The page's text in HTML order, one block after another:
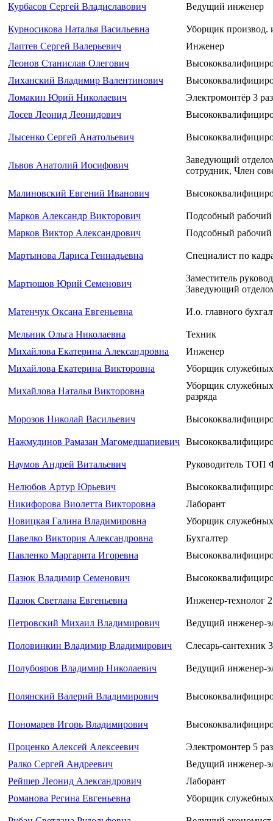
Курбасов Сергей Владиславович Ведущий инженер
Курносикова Наталья Васильевна
Уборщик производ.
Лаптев Сергей Валерьевич
Инженер
Леонов Станислав Олегович
Лиханский Владимир Валентинович
Ломакин Юрий Николаевич
Электромонтёр 3
Лосев Леонид Леонидович
Лысенко Сергей Анатольевич
Львов Анатолий Иосифович
Заведующий
сотрудник, Член
Малиновский Евгений Иванович
Марков Александр Викторович
Подсобный рабочий
Марков Виктор Александрович
Подсобный рабочий
Мартынова Лариса Геннадьевна Специалист по
Мартюшов Юрий Семенович
Заместитель
Заведующий
Матенчук Оксана Евгеньевна И.о. главного
Мельник Ольга Николаевна
Техник
Михайлова Екатерина Александровна
Инженер
Михайлова Екатерина Викторовна
Уборщик
Михайлова Наталья Викторовна
Уборщик
разряда
Морозов Николай Васильевич
Нажмудинов Рамазан Магомедшапиевич
Наумов Андрей Витальевич Руководитель ТОП
Нелюбов Артур Юрьевич
Никифорова Виолетта Викторовна
Лаборант
Новицкая Галина Владимировна
Уборщик
Павелко Виктория Александровна
Бухгалтер
Павленко Маргарита Игоревна
Пазюк Владимир Семенович
Пазюк Светлана Евгеньевна Инженер-технолог
Петровский Михаил Владимирович Ведущий инженер-
Половинкин Владимир Владимирович Слесарь-сантехник
Полубояров Владимир Николаевич Ведущий инженер-
Полянский Валерий Владимирович
Пономарев Игорь Владимирович
Проценко Алексей Алексеевич
Электромонтер 5
Ралко Сергей Андреевич
Ведущий инженер-
Рейшер Леонид Александрович
Лаборант
Романова Регина Евгеньевна
Уборщик